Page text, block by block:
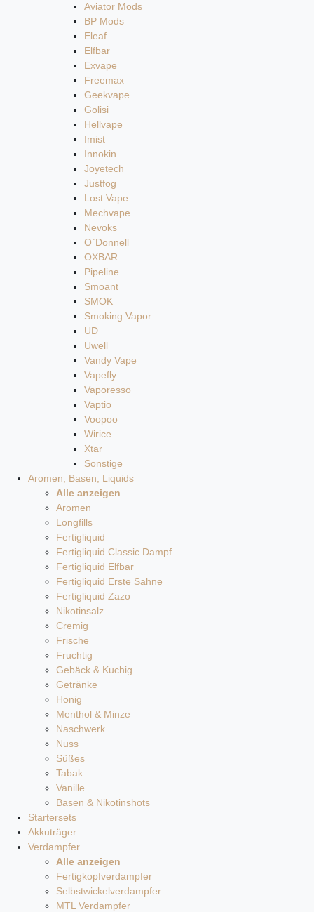
Aviator Mods
BP Mods
Eleaf
Elfbar
Exvape
Freemax
Geekvape
Golisi
Hellvape
Imist
Innokin
Joyetech
Justfog
Lost Vape
Mechvape
Nevoks
O`Donnell
OXBAR
Pipeline
Smoant
SMOK
Smoking Vapor
UD
Uwell
Vandy Vape
Vapefly
Vaporesso
Vaptio
Voopoo
Wirice
Xtar
Sonstige
Aromen, Basen, Liquids
Alle anzeigen
Aromen
Longfills
Fertigliquid
Fertigliquid Classic Dampf
Fertigliquid Elfbar
Fertigliquid Erste Sahne
Fertigliquid Zazo
Nikotinsalz
Cremig
Frische
Fruchtig
Gebäck & Kuchig
Getränke
Honig
Menthol & Minze
Naschwerk
Nuss
Süßes
Tabak
Vanille
Basen & Nikotinshots
Startersets
Akkuträger
Verdampfer
Alle anzeigen
Fertigkopfverdampfer
Selbstwickelverdampfer
MTL Verdampfer